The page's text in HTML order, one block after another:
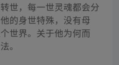
世，每一世灵魂都会分
的身世特殊，没有母
世界。关于他为何而
。